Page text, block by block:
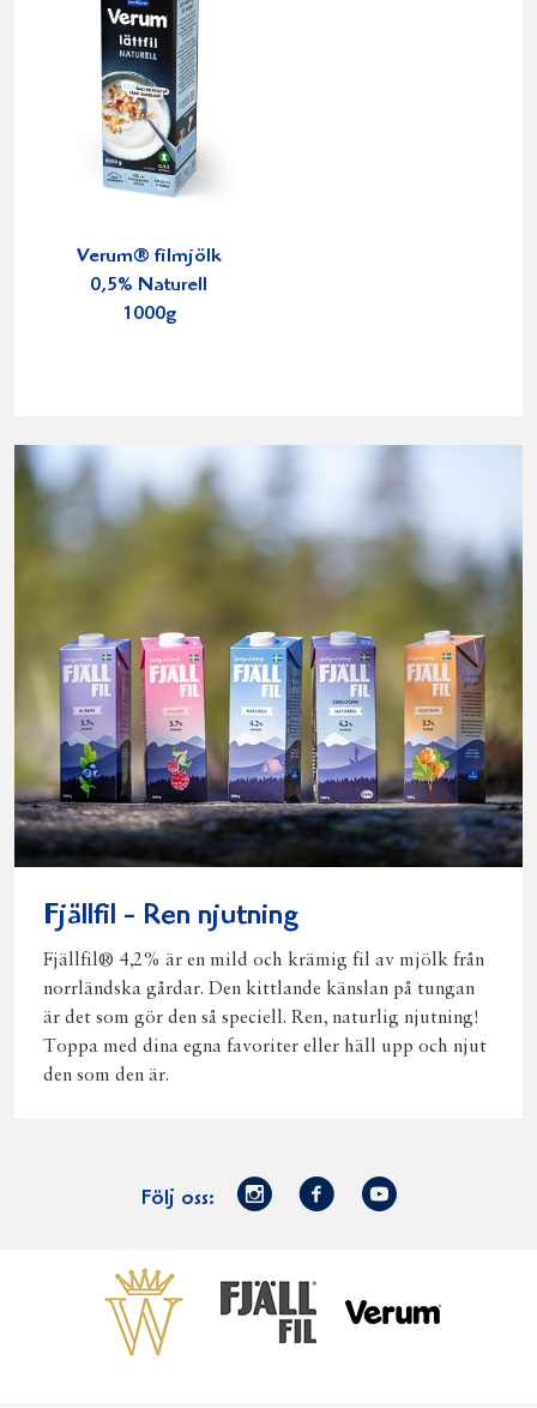
Verum® filmjölk
0,5% Naturell
1000g
Fjällfil - Ren njutning
Fjällfil® 4,2% är en mild och krämig fil av mjölk från
norrländska gårdar. Den kittlande känslan på tungan
är det som gör den så speciell. Ren, naturlig njutning!
Toppa med dina egna favoriter eller häll upp och njut
den som den är.
Följ oss:
Norrmejerier
Facebook
Youtube
Gör gott för
Norrländska
VästerbottensostFjällfil